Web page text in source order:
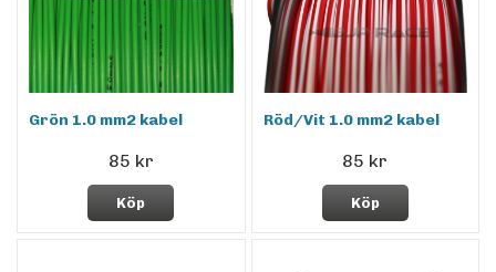
Grön 1.0 mm2 kabel
85 kr
Köp
Röd/Vit 1.0 mm2 kabel
85 kr
Köp